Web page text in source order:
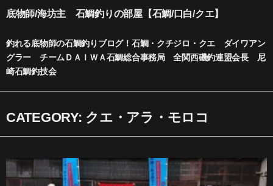
内
容
ス
キ
プ
底物師/海坊主 石鯛釣りの部屋【石鯛/口白/クエ】
釣れる底物師の石鯛釣りブログ！石鯛・クチジロ・クエ ダイワアン
グラー チームＤＡＩＷＡ石鯛総合事務局 全関西磯釣連盟会長 尼
崎石鯛釣技会
CATEGORY: クエ・アラ・モロコ
ペ ペ ペ ペ ペ